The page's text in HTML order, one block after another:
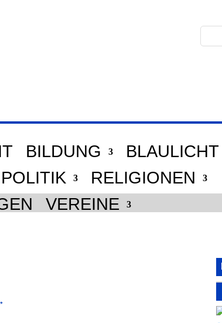
BILDUNG BLAULICHT
POLITIK
RELIGIONEN
VEREINE